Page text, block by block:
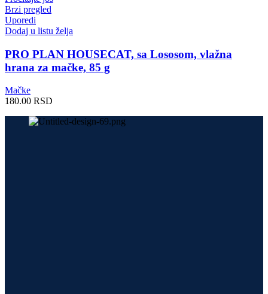
Brzi pregled
Uporedi
Dodaj u listu želja
PRO PLAN HOUSECAT, sa Lososom, vlažna
hrana za mačke, 85 g
Mačke
180.00 RSD